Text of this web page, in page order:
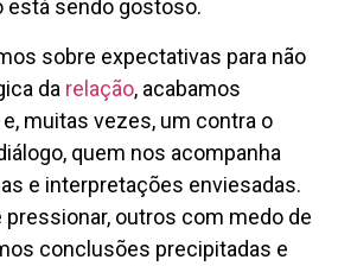
está sendo gostoso.
sobre expectativas para não
da relação, acabamos
muitas vezes, um contra o
quem nos acompanha
e interpretações enviesadas.
pressionar, outros com medo de
conclusões precipitadas e